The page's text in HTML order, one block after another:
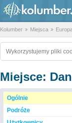
Kolumber Miejsca
Wykorzystujemy pliki
Miejsce:
Ogólnie
Podróże